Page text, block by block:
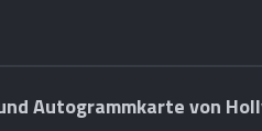
Autogrammkarte von